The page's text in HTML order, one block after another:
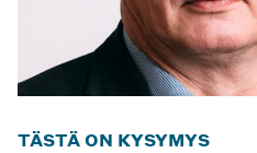
TÄSTÄ ON KYSYMYS